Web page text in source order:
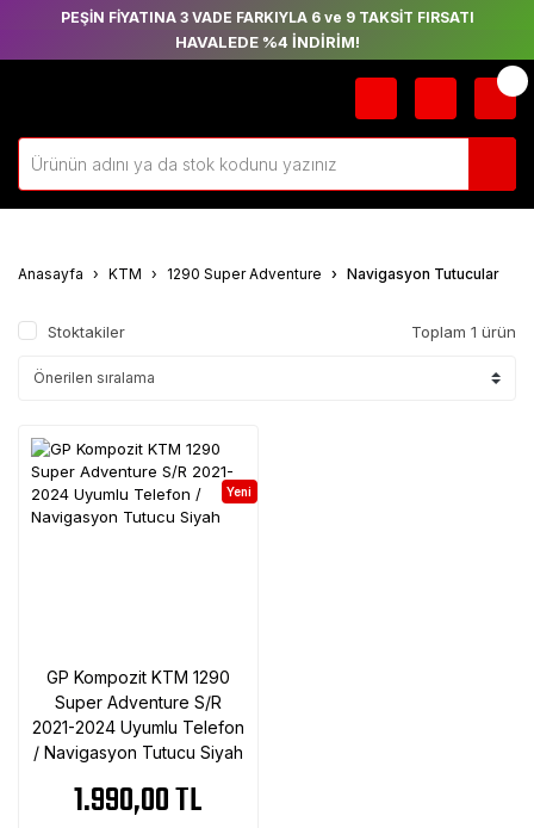
PEŞİN FİYATINA 3 VADE FARKIYLA 6 ve 9 TAKSİT FIRSATI
HAVALEDE %4 İNDİRİM!
Anasayfa KTM 1290 Super Adventure Navigasyon Tutucular
Stoktakiler Toplam 1 ürün
Yeni
GP Kompozit KTM 1290
Super Adventure S/R
2021-2024 Uyumlu Telefon
/ Navigasyon Tutucu Siyah
1.990,00 TL